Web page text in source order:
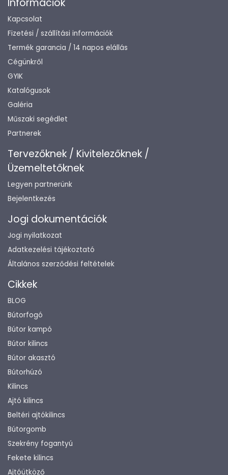
Információk
Kapcsolat
Fizetési / szállítási információk
Termék garancia / 14 napos elállás
Cégünkről
GYIK
Katalógusok
Galéria
Műszaki segédlet
Partnerek
Tervezőknek / Kivitelezőknek /
Üzemeltetőknek
Legyen partnerünk
Bejelentkezés
Jogi dokumentációk
Jogi nyilatkozat
Adatkezelési tájékoztató
Általános szerződési feltételek
Cikkek
BLOG
Bútorfogó
Bútor kampó
Bútor kilincs
Bútor akasztó
Bútorhúzó
Kilincs
Ajtó kilincs
Beltéri ajtókilincs
Bútorgomb
Szekrény fogantyú
Fekete kilincs
Ajtóütköző